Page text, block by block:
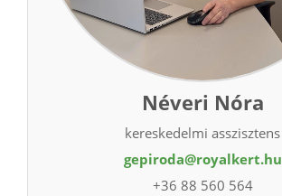
Néveri Nóra
kereskedelmi asszisztens
gepiroda@royalkert.hu
+36 88 560 564